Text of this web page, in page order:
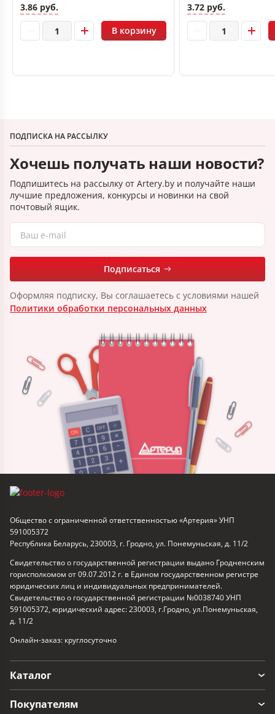
3.86 руб.
В корзину
3.72 руб.
ПОДПИСКА НА РАССЫЛКУ
Хочешь получать наши новости?
Подпишитесь на рассылку от Artery.by и получайте наши
лучшие предложения, конкурсы и новинки на свой
почтовый ящик.
Подписаться
Оформляя подписку, Вы соглашаетесь с условиями нашей
Политики обработки персональных данных
Общество с ограниченной ответственностью «Артерия» УНП
591005372
Республика Беларусь, 230003, г. Гродно, ул. Понемуньская, д. 11/2
Свидетельство о государственной регистрации выдано Гродненским
горисполкомом от 09.07.2012 г. в Едином государственном регистре
юридических лиц и индивидуальных предпринимателей.
Свидетельство о государственной регистрации №0038740 УНП
591005372, юридический адрес: 230003, г.Гродно, ул.Понемуньская,
д. 11/2
Онлайн-заказ: круглосуточно
Каталог
Покупателям